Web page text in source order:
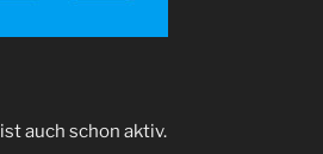
ist auch schon aktiv.